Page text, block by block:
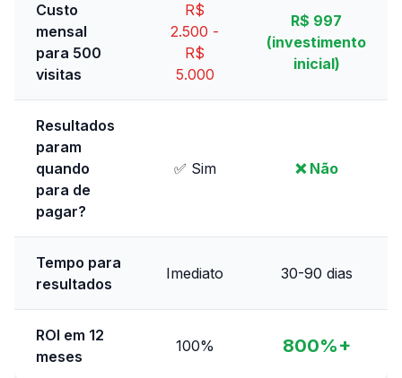
Custo
mensal
para 500
visitas
R$
2.500 -
R$
5.000
R$ 997
(investimento
inicial)
Resultados
param
quando
para de
pagar?
✅ Sim ❌ Não
Tempo para
resultados
Imediato 30-90 dias
ROI em 12
meses
100% 800%+